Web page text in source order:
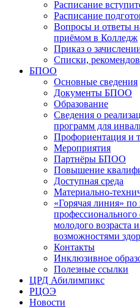
Расписание
Расписание
Вопросы и ответы
приёмом в Колледж
Приказ о
Списки,
БПОО
Основные сведения
Документы БПОО
Образование
Сведения о
программ для
Профориентация и
Мероприятия
Партнёры БПОО
Повышение
Доступная среда
Материально-
«Горячая линия»
профессионального
молодого возраста
возможностями
Контакты
Инклюзивное
Полезные ссылки
ЦРД Абилимпикс
РЦОЭ
Новости